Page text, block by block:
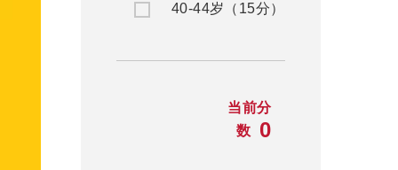
40-44岁（15分）
当前分
数
0